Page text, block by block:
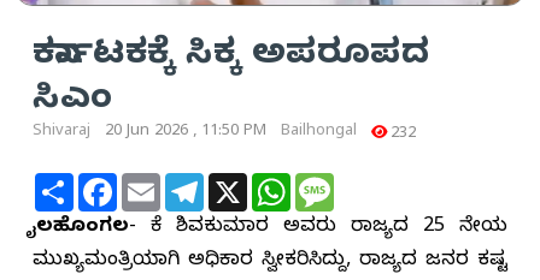
ಕರ್ನಾಟಕಕ್ಕೆ ಸಿಕ್ಕ ಅಪರೂಪದ
ಸಿಎಂ
Shivaraj 20 Jun 2026 , 11:50 PM Bailhongal 232
ShareFacebook
Email Telegram
X WhatsApp
ಬೈಲಹೊಂಗಲ- ಡಿಕೆ ಶಿವಕುಮಾರ ಅವರು ರಾಜ್ಯದ 25 ನೇಯ
ಮುಖ್ಯಮಂತ್ರಿಯಾಗಿ ಅಧಿಕಾರ ಸ್ವೀಕರಿಸಿದ್ದು, ರಾಜ್ಯದ ಜನರ ಕಷ್ಟ